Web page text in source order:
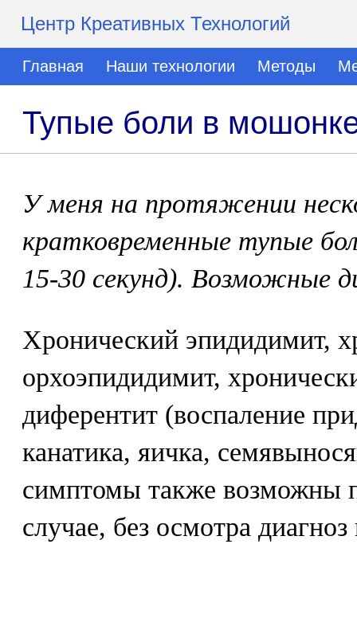
Центр Креативных Технологий
Главная Наши технологии Методы
Тупые боли в
У меня на протяжении
кратковременные тупые
15-30 секунд). Возможные
Хронический эпидидимит,
орхоэпидидимит,
диферентит (воспаление
канатика, яичка,
симптомы также возможны
случае, без осмотра